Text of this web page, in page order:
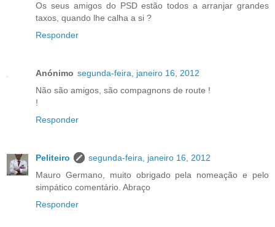
Os seus amigos do PSD estão todos a arranjar grandes
taxos, quando lhe calha a si ?
Responder
Anónimo segunda-feira, janeiro 16, 2012
Não são amigos, são compagnons de route !
!
Responder
Peliteiro
segunda-feira, janeiro 16, 2012
Mauro Germano, muito obrigado pela nomeação e pelo
simpático comentário. Abraço
Responder